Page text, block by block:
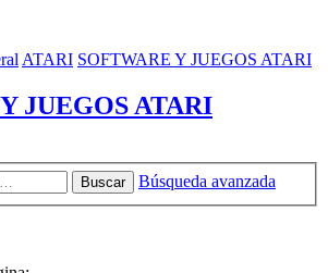
ATARI SOFTWARE Y JUEGOS ATARI
JUEGOS ATARI
Buscar
Búsqueda avanzada